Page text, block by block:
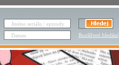
Rozšířené hledání